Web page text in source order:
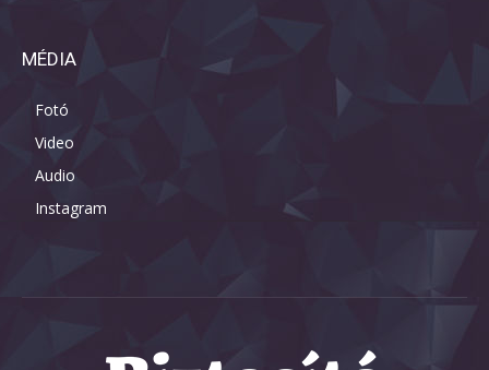
MÉDIA
Fotó
Video
Audio
Instagram